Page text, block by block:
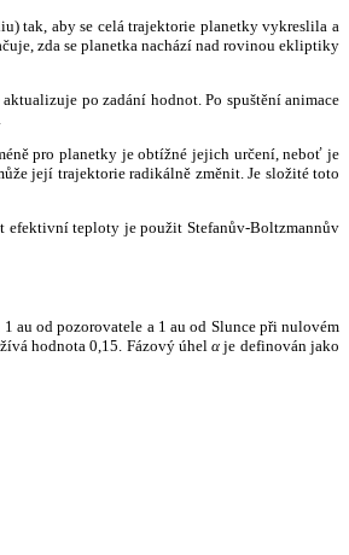
tak, aby se celá trajektorie planetky vykreslila a
zda se planetka nachází nad rovinou ekliptiky
po zadání hodnot. Po spuštění animace
pro planetky je obtížné jejich určení, neboť je
její trajektorie radikálně změnit. Je složité toto
efektivní teploty je použit Stefanův-Boltzmannův
au od pozorovatele a 1 au od Slunce při nulovém
hodnota 0,15. Fázový úhelα je definován jako